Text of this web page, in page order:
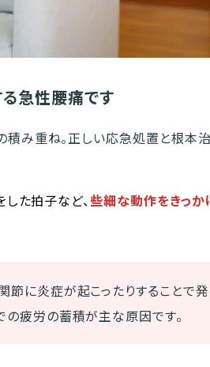
る急性腰痛です
み重ね。正しい応急処置と根本
した拍子など、些細な動作をきっか
節に炎症が起こったりすることで
の疲労の蓄積が主な原因です。